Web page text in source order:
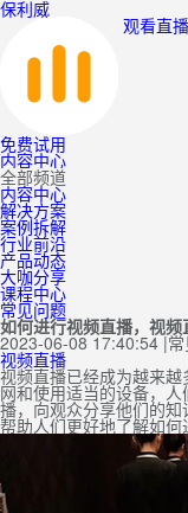
保利威
观看直播
免费试用
内容中心
全部频道
内容中心
解决方案
案例拆解
行业前沿
产品动态
大咖分享
课程中心
常见问题
如何进行视频直播，视
2023-06-08 17:40:54 |
视频直播
视频直播已经成为越来
网和使用适当的设备，
播，向观众分享他们的知
帮助人们更好地了解如何